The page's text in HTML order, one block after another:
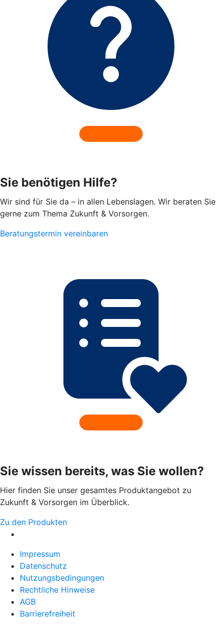
Sie benötigen Hilfe?
Wir sind für Sie da – in allen Lebenslagen. Wir beraten Sie
gerne zum Thema Zukunft & Vorsorgen.
Beratungstermin vereinbaren
Sie wissen bereits, was Sie wollen?
Hier finden Sie unser gesamtes Produktangebot zu
Zukunft & Vorsorgen im Überblick.
Zu den Produkten
Impressum
Datenschutz
Nutzungsbedingungen
Rechtliche Hinweise
AGB
Barrierefreiheit